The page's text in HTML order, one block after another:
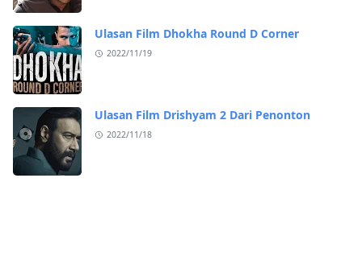
Ulasan Film Dhokha Round D Corner
2022/11/19
Ulasan Film Drishyam 2 Dari Penonton
2022/11/18